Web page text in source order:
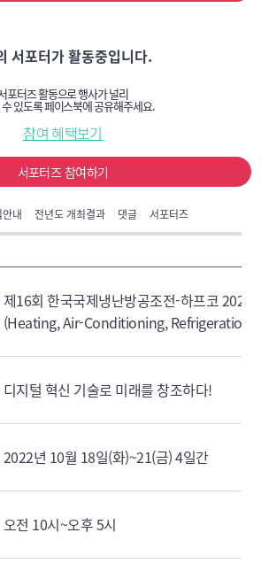
서포터가 활동중입니다.
포터즈 활동으로 행사가 널리
있도록 페이스북에 공유해주세요.
참여 혜택보기
서포터즈 참여하기
내 전년도 개최결과 댓글 서포터즈
제16회 한국국제냉난방공조전-하프코
(Heating, Air-Conditioning, Refrigeration
디지털 혁신 기술로 미래를 창조하다!
2022년 10월 18일(화)~21(금) 4일간
오전 10시~오후 5시